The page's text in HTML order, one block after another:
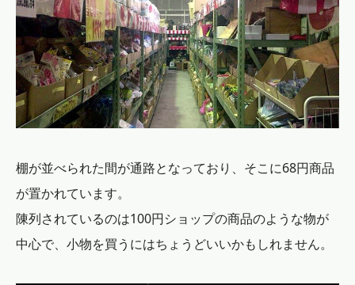
棚が並べられた間が通路となっており、そこに68円商品
が置かれています。
陳列されているのは100円ショップの商品のような物が
中心で、小物を買うにはちょうどいいかもしれません。